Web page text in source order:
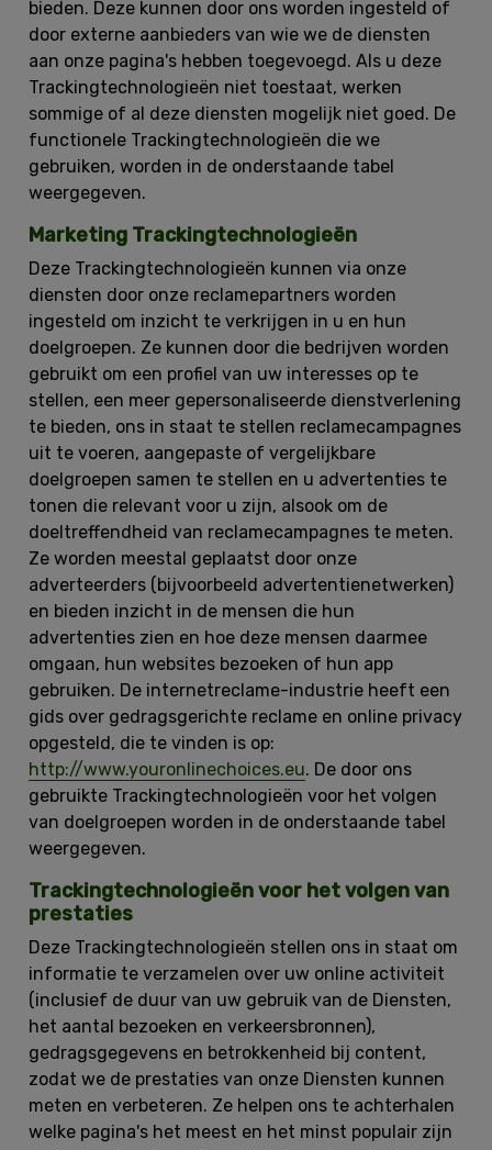
bieden. Deze kunnen door ons worden ingesteld of
door externe aanbieders van wie we de diensten
aan onze pagina's hebben toegevoegd. Als u deze
Trackingtechnologieën niet toestaat, werken
sommige of al deze diensten mogelijk niet goed. De
functionele Trackingtechnologieën die we
gebruiken, worden in de onderstaande tabel
weergegeven.
Marketing Trackingtechnologieën
Deze Trackingtechnologieën kunnen via onze
diensten door onze reclamepartners worden
ingesteld om inzicht te verkrijgen in u en hun
doelgroepen. Ze kunnen door die bedrijven worden
gebruikt om een profiel van uw interesses op te
stellen, een meer gepersonaliseerde dienstverlening
te bieden, ons in staat te stellen reclamecampagnes
uit te voeren, aangepaste of vergelijkbare
doelgroepen samen te stellen en u advertenties te
tonen die relevant voor u zijn, alsook om de
doeltreffendheid van reclamecampagnes te meten.
Ze worden meestal geplaatst door onze
adverteerders (bijvoorbeeld advertentienetwerken)
en bieden inzicht in de mensen die hun
advertenties zien en hoe deze mensen daarmee
omgaan, hun websites bezoeken of hun app
gebruiken. De internetreclame-industrie heeft een
gids over gedragsgerichte reclame en online privacy
opgesteld, die te vinden is op:
http://www.youronlinechoices.eu. De door ons
gebruikte Trackingtechnologieën voor het volgen
van doelgroepen worden in de onderstaande tabel
weergegeven.
Trackingtechnologieën voor het volgen van
prestaties
Deze Trackingtechnologieën stellen ons in staat om
informatie te verzamelen over uw online activiteit
(inclusief de duur van uw gebruik van de Diensten,
het aantal bezoeken en verkeersbronnen),
gedragsgegevens en betrokkenheid bij content,
zodat we de prestaties van onze Diensten kunnen
meten en verbeteren. Ze helpen ons te achterhalen
welke pagina's het meest en het minst populair zijn